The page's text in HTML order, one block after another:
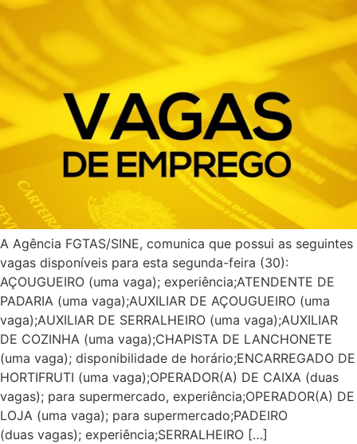
A Agência FGTAS/SINE, comunica que possui as seguintes
vagas disponíveis para esta segunda-feira (30):
AÇOUGUEIRO (uma vaga); experiência;ATENDENTE DE
PADARIA (uma vaga);AUXILIAR DE AÇOUGUEIRO (uma
vaga);AUXILIAR DE SERRALHEIRO (uma vaga);AUXILIAR
DE COZINHA (uma vaga);CHAPISTA DE LANCHONETE
(uma vaga); disponibilidade de horário;ENCARREGADO DE
HORTIFRUTI (uma vaga);OPERADOR(A) DE CAIXA (duas
vagas); para supermercado, experiência;OPERADOR(A) DE
LOJA (uma vaga); para supermercado;PADEIRO
(duas vagas); experiência;SERRALHEIRO […]